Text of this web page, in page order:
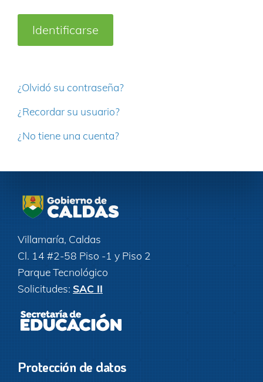
Identificarse
¿Olvidó su contraseña?
¿Recordar su usuario?
¿No tiene una cuenta?
Villamaría, Caldas
Cl. 14 #2-58 Piso -1 y Piso 2
Parque Tecnológico
Solicitudes: SAC II
Protección de datos